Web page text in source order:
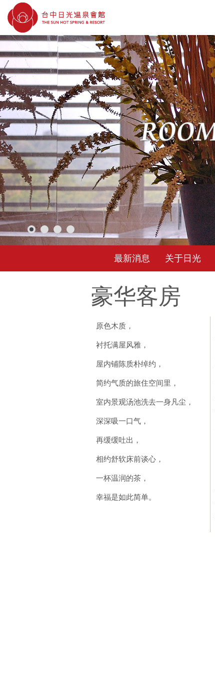
最新消息 关于日光
豪华客房
原色木质，
衬托满屋风雅，
屋内铺陈质朴绰约，
简约气质的旅住空间里，
室内景观汤池洗去一身凡尘，
深深吸一口气，
再缓缓吐出，
相约舒软床前谈心，
一杯温润的茶，
幸福是如此简单。